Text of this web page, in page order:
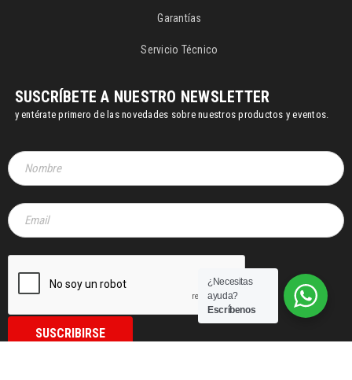
Garantías
Servicio Técnico
SUSCRÍBETE A NUESTRO NEWSLETTER
y entérate primero de las novedades sobre nuestros productos y eventos.
¿Necesitas
ayuda?
Escríbenos